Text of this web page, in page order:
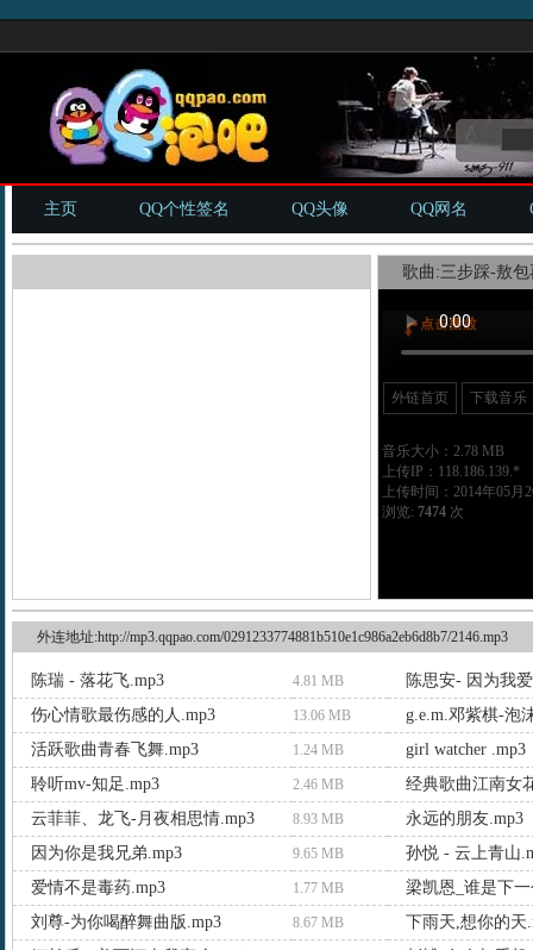
主页 QQ个性签名 QQ头像 QQ网名
歌曲:三步踩-敖包
外链首页 下载音乐
音乐大小：2.78 MB
上传IP：118.186.139.*
上传时间：2014年05月
浏览: 7474次
外连地址:http://mp3.qqpao.com/0291233774881b510e1c986a2eb6d8b7/2146.mp3
陈瑞 - 落花飞.mp3 4.81 MB
陈思安- 因为我
伤心情歌最伤感的人.mp3
13.06 MB
g.e.m.邓紫棋-泡
活跃歌曲青春飞舞.mp3
1.24 MB
girl watcher .mp3
聆听mv-知足.mp3
2.46 MB
经典歌曲江南女
云菲菲、龙飞-月夜相思情.mp3
8.93 MB
永远的朋友.mp3
因为你是我兄弟.mp3
9.65 MB
孙悦 - 云上青山
爱情不是毒药.mp3
1.77 MB
梁凯恩_谁是下
刘尊-为你喝醉舞曲版.mp3
8.67 MB
下雨天,想你的天